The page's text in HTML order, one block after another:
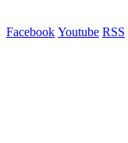
Facebook Youtube RSS